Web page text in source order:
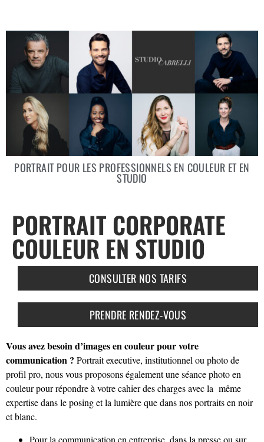
PORTRAIT POUR LES PROFESSIONNELS EN COULEUR ET EN
STUDIO
PORTRAIT CORPORATE
COULEUR EN STUDIO
CONSULTER NOS TARIFS
PRENDRE RENDEZ-VOUS
Vous avez besoin d’images en couleur pour votre
communication ? Portrait executive, institutionnel ou photo de
profil pro, nous vous proposons également une séance photo en
couleur pour répondre à votre cahier des charges avec la même
expertise dans le posing et la lumière que dans nos portraits en noir
et blanc.
Pour la communication en entreprise, dans la presse ou sur